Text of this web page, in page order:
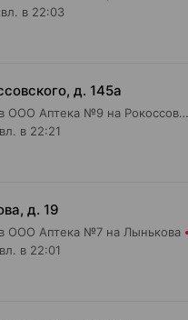
в 22:03
д. 145а
ФармОстров ООО Аптека №9 на Рокоссовского
в 22:21
д. 19
ООО Аптека №7 на Лынькова
в 22:01